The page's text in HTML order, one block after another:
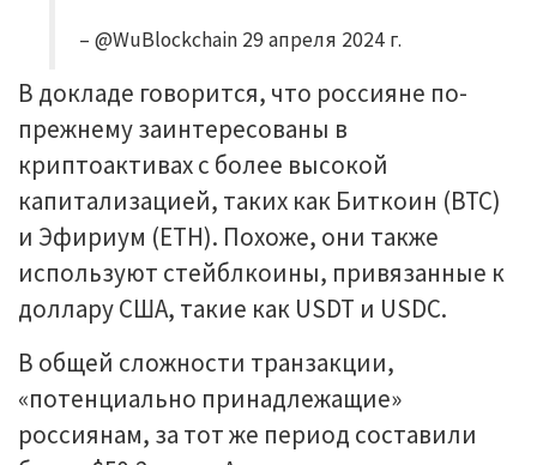
– @WuBlockchain 29 апреля 2024 г.
В докладе говорится, что россияне по-
прежнему заинтересованы в
криптоактивах с более высокой
капитализацией, таких как Биткоин (BTC)
и Эфириум (ETH). Похоже, они также
используют стейблкоины, привязанные к
доллару США, такие как USDT и USDC.
В общей сложности транзакции,
«потенциально принадлежащие»
россиянам, за тот же период составили